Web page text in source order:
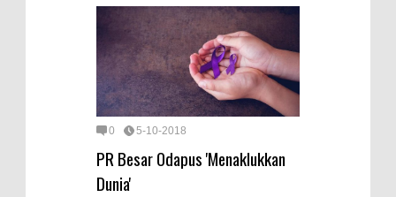
0 5-10-2018
PR Besar Odapus 'Menaklukkan
Dunia'